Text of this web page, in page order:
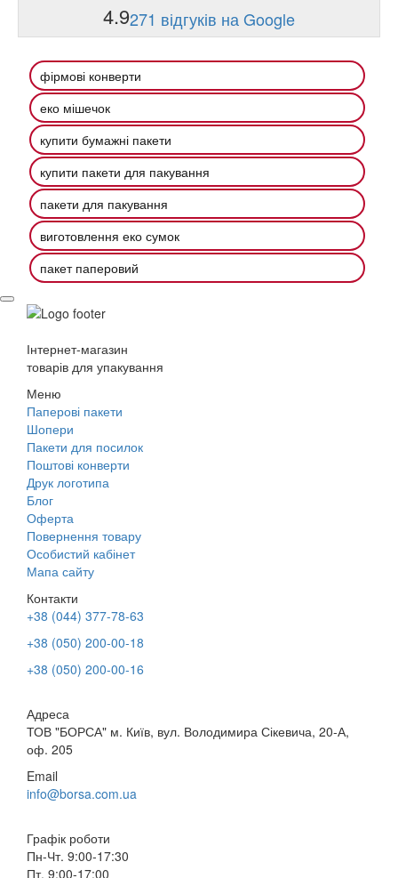
4.9271 відгуків на Google
фірмові конверти
еко мішечок
купити бумажні пакети
купити пакети для пакування
пакети для пакування
виготовлення еко сумок
пакет паперовий
Інтернет-магазин
товарів для упакування
Меню
Паперові пакети
Шопери
Пакети для посилок
Поштові конверти
Друк логотипа
Блог
Оферта
Повернення товару
Особистий кабінет
Мапа сайту
Контакти
+38 (044) 377-78-63
+38 (050) 200-00-18
+38 (050) 200-00-16
Адреса
ТОВ "БОРСА" м. Київ, вул. Володимира Сікевича, 20-А,
оф. 205
Email
info@borsa.com.ua
Графік роботи
Пн-Чт. 9:00-17:30
Пт. 9:00-17:00